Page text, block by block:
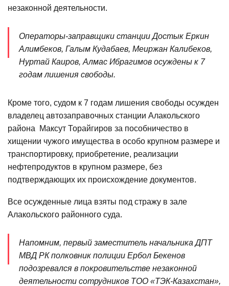
незаконной деятельности.
Операторы-заправщики станции Достык Еркин
Алимбеков, Галым Кудабаев, Меиржан Калибеков,
Нуртай Каиров, Алмас Ибрагимов осуждены к 7
годам лишения свободы.
Кроме того, судом к 7 годам лишения свободы осужден
владелец автозаправочных станции Алакольского
района Максут Торайгиров за пособничество в
хищении чужого имущества в особо крупном размере и
транспортировку, приобретение, реализации
нефтепродуктов в крупном размере, без
подтверждающих их происхождение документов.
Все осужденные лица взяты под стражу в зале
Алакольского районного суда.
Напомним, первый заместитель начальника ДПТ
МВД РК полковник полиции Ербол Бекенов
подозревался в покровительстве незаконной
деятельности сотрудников ТОО «ТЭК-Казахстан»,